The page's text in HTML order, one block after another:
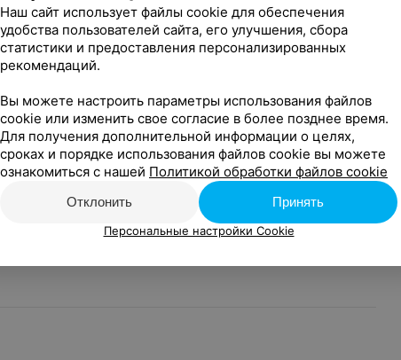
категорий граждан до 31 декабря
до 31 декабря
очки
до 31 декабря
пару мягких контактных
до 31 декабря
набор аксессуаров
до 31 декабря
для отдельных
Наш сайт использует файлы cookie для обеспечения
удобства пользователей сайта, его улучшения, сбора
статистики и предоставления персонализированных
рекомендаций.
Вы можете настроить параметры использования файлов
cookie или изменить свое согласие в более позднее время.
Для получения дополнительной информации о целях,
сроках и порядке использования файлов cookie вы можете
ознакомиться с нашей Политикой обработки файлов cookie
Отклонить Принять
Персональные настройки Cookie